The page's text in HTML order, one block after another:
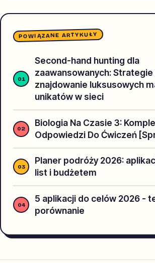
POWIĄZANE ARTYKUŁY
Second-hand hunting dla
zaawansowanych: Strategie
znajdowanie luksusowych
unikatów w sieci
Biologia Na Czasie 3:
Odpowiedzi Do Ćwiczeń
Planer podróży 2026:
list i budżetem
5 aplikacji do celów 2026 -
porównanie